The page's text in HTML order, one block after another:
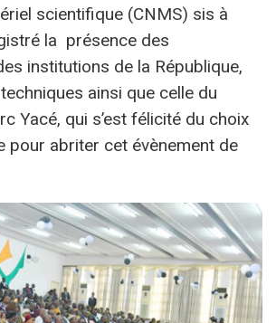
scientifique (CNMS) sis à
la présence des
institutions de la République,
ainsi que celle du
Yacé, qui s’est félicité du choix
pour abriter cet évènement de